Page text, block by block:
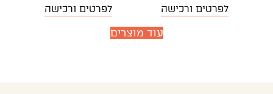
לפרטים ורכישה לפרטים ורכישה
עוד מוצרים